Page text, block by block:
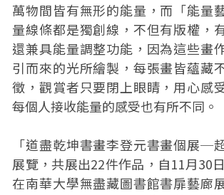
萬物間皆有無形的能量，而「能量
量線條都是獨創線，不但有版權，
還兼具能量調整功能，因為這些畫
引而來的光所繪製，每張畫皆蘊藏
徵，觀賞者只要閉上眼睛，用心感
每個人接收能量的感受也有所不同。
「道盡乾坤書畫李登元書畫個展─
展覽，共展出22件作品，自11月30
在南華大學無盡藏圖書館書扉藝廊